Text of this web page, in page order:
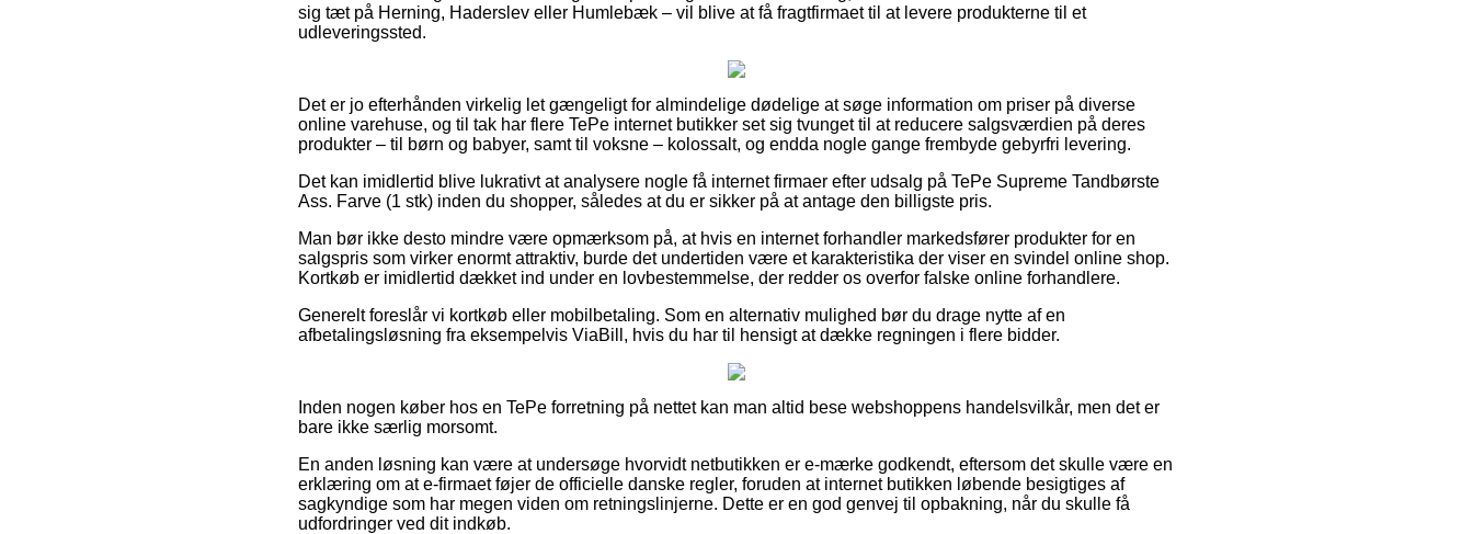
sig tæt på Herning, Haderslev eller Humlebæk – vil blive at få fragtfirmaet til at levere produkterne til et
udleveringssted.
Det er jo efterhånden virkelig let gængeligt for almindelige dødelige at søge information om priser på diverse
online varehuse, og til tak har flere TePe internet butikker set sig tvunget til at reducere salgsværdien på deres
produkter – til børn og babyer, samt til voksne – kolossalt, og endda nogle gange frembyde gebyrfri levering.
Det kan imidlertid blive lukrativt at analysere nogle få internet firmaer efter udsalg på TePe Supreme Tandbørste
Ass. Farve (1 stk) inden du shopper, således at du er sikker på at antage den billigste pris.
Man bør ikke desto mindre være opmærksom på, at hvis en internet forhandler markedsfører produkter for en
salgspris som virker enormt attraktiv, burde det undertiden være et karakteristika der viser en svindel online shop.
Kortkøb er imidlertid dækket ind under en lovbestemmelse, der redder os overfor falske online forhandlere.
Generelt foreslår vi kortkøb eller mobilbetaling. Som en alternativ mulighed bør du drage nytte af en
afbetalingsløsning fra eksempelvis ViaBill, hvis du har til hensigt at dække regningen i flere bidder.
Inden nogen køber hos en TePe forretning på nettet kan man altid bese webshoppens handelsvilkår, men det er
bare ikke særlig morsomt.
En anden løsning kan være at undersøge hvorvidt netbutikken er e-mærke godkendt, eftersom det skulle være en
erklæring om at e-firmaet føjer de officielle danske regler, foruden at internet butikken løbende besigtiges af
sagkyndige som har megen viden om retningslinjerne. Dette er en god genvej til opbakning, når du skulle få
udfordringer ved dit indkøb.